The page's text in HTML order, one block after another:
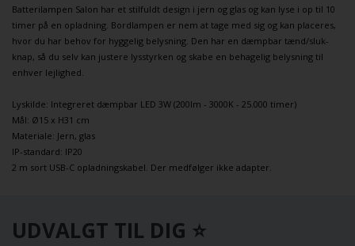
Batterilampen Salon har et stilfuldt design i jern og glas og kan lyse i op til 10
timer på en opladning. Bordlampen er nem at tage med sig og kan placeres,
hvor du har behov for hyggelig belysning. Den har en dæmpbar tænd/sluk-
knap, så du selv kan justere lysstyrken og skabe en behagelig belysning til
enhver lejlighed.
Lyskilde: Integreret dæmpbar LED 3W (200lm - 3000K - 25.000 timer)
Mål: Ø15 x H31 cm
Materiale: Jern, glas
IP-standard: IP20
2 m sort USB-C opladningskabel. Der medfølger ikke adapter.
UDVALGT TIL DIG ⭐